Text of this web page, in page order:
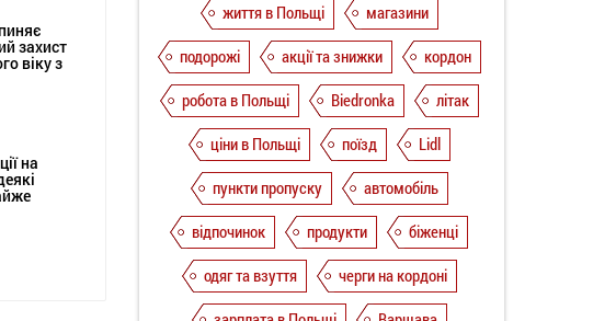
захист
віку з
на
життя в Польщі
магазини
подорожі
акції та знижки
кордон
робота в Польщі
Biedronka
літак
ціни в Польщі
поїзд
Lidl
пункти пропуску
автомобіль
відпочинок
продукти
біженці
одяг та взуття
черги на кордоні